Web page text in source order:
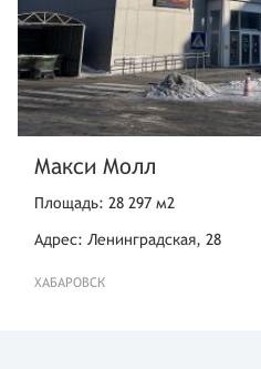
Макси Молл
Площадь: 28 297 м2
Адрес: Ленинградская, 28
ХАБАРОВСК